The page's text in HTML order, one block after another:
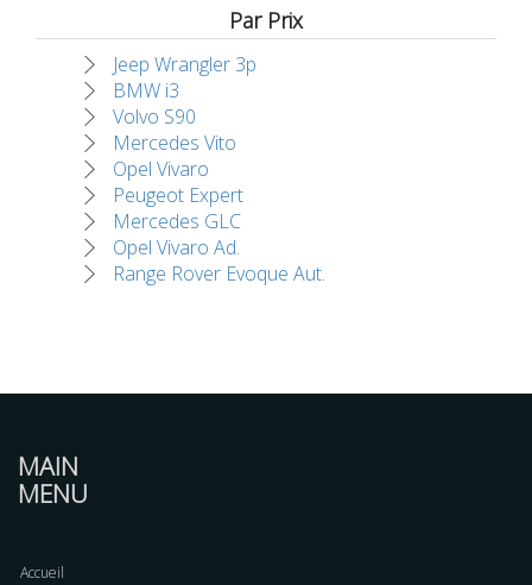
Par Prix
Jeep Wrangler 3p
BMW i3
Volvo S90
Mercedes Vito
Opel Vivaro
Peugeot Expert
Mercedes GLC
Opel Vivaro Ad.
Range Rover Evoque Aut.
MAIN
MENU
Accueil